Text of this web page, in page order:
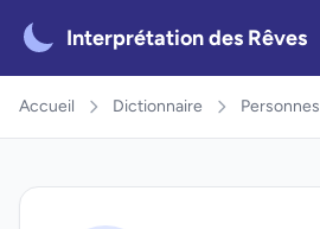
Interprétation des Rêves
Accueil Dictionnaire Personnes